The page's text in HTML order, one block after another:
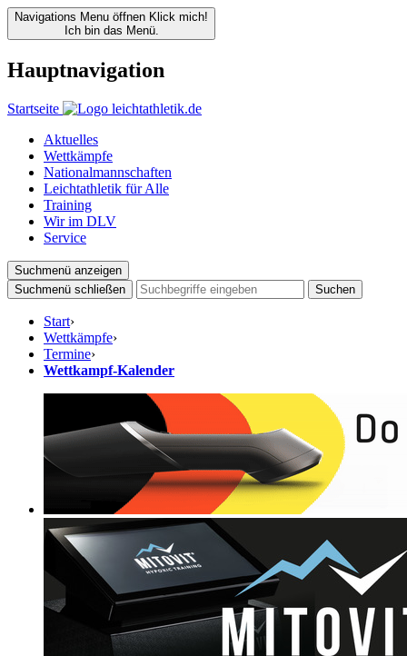
Navigations Menu öffnen Klick mich!
Ich bin das Menü.
Hauptnavigation
Startseite
Aktuelles
Wettkämpfe
Nationalmannschaften
Leichtathletik für Alle
Training
Wir im DLV
Service
Suchmenü anzeigen
Suchmenü schließen
Suchen
Start›
Wettkämpfe›
Termine›
Wettkampf-Kalender